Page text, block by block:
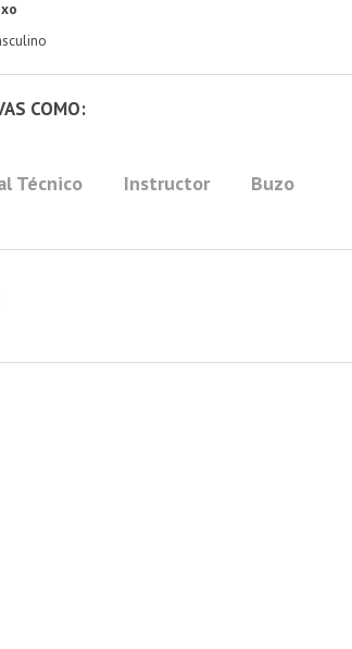
COMO:
Técnico Instructor
Buzo